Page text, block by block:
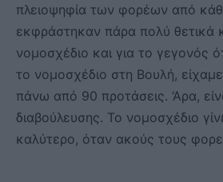
πλειοψηφία των φορέων από
εκφράστηκαν πάρα πολύ θετικά
νομοσχέδιο και για το γεγονός
το νομοσχέδιο στη Βουλή,
πάνω από 90 προτάσεις. ‘Αρα,
διαβούλευσης. Το νομοσχέδιο
καλύτερο, όταν ακούς τους